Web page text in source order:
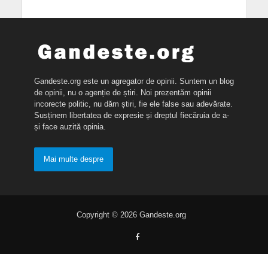
Gandeste.org este un agregator de opinii. Suntem un blog
de opinii, nu o agenție de știri. Noi prezentăm opinii
incorecte politic, nu dăm știri, fie ele false sau adevărate.
Susținem libertatea de expresie și dreptul fiecăruia de a-
și face auzită opinia.
Mai multe despre
Copyright © 2026 Gandeste.org